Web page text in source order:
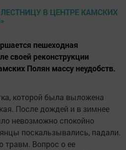
пешеходная
своей реконструкции
Полян массу неудобств.
которой была выложена
После дождей и в зимнее
невозможно спокойно
поскальзывались, падали.
травм. Вопрос о ее